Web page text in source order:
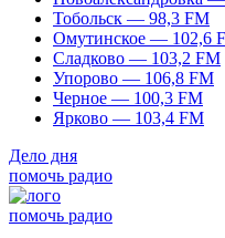
Тобольск — 98,3 FM
Омутинское — 102,6
Сладково — 103,2 FM
Упорово — 106,8 FM
Черное — 100,3 FM
Ярково — 103,4 FM
Дело дня
помочь радио
помочь радио